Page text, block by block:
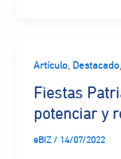
Artículo, Destacado,
Fiestas
potenciar y
eBIZ / 14/07/2022